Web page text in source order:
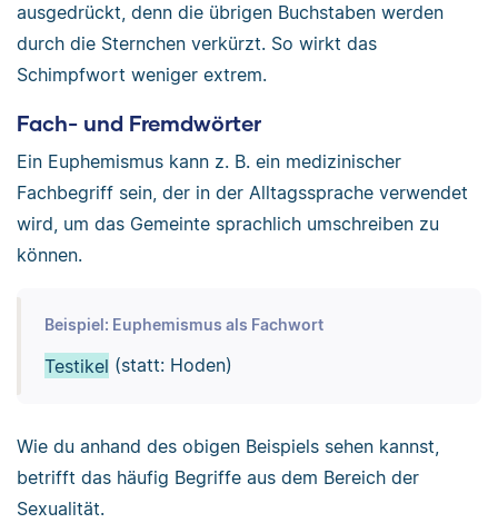
ausgedrückt, denn die übrigen Buchstaben werden
durch die Sternchen verkürzt. So wirkt das
Schimpfwort weniger extrem.
Fach- und Fremdwörter
Ein Euphemismus kann z. B. ein medizinischer
Fachbegriff sein, der in der Alltagssprache verwendet
wird, um das Gemeinte sprachlich umschreiben zu
können.
Beispiel: Euphemismus als Fachwort
Testikel (statt: Hoden)
Wie du anhand des obigen Beispiels sehen kannst,
betrifft das häufig Begriffe aus dem Bereich der
Sexualität.